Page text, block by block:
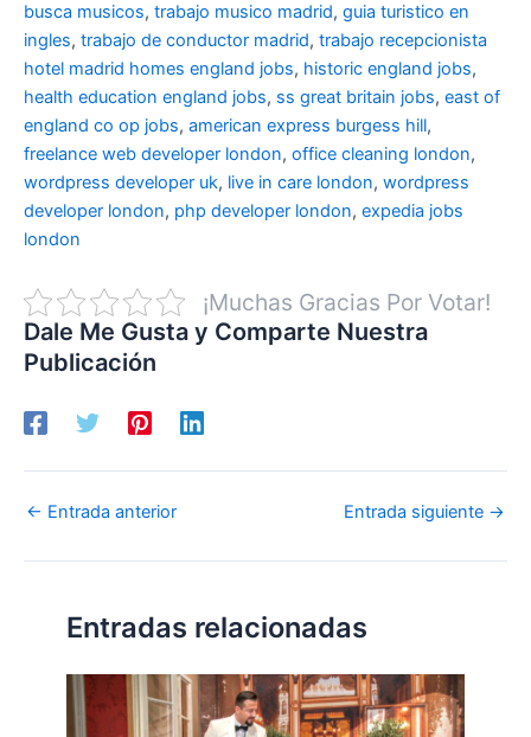
busca musicos, trabajo musico madrid, guia turistico en
ingles, trabajo de conductor madrid, trabajo recepcionista
hotel madrid homes england jobs, historic england jobs,
health education england jobs, ss great britain jobs, east of
england co op jobs, american express burgess hill,
freelance web developer london, office cleaning london,
wordpress developer uk, live in care london, wordpress
developer london, php developer london, expedia jobs
london
¡Muchas Gracias Por Votar!
Dale Me Gusta y Comparte Nuestra
Publicación
← Entrada anterior Entrada siguiente →
Entradas relacionadas